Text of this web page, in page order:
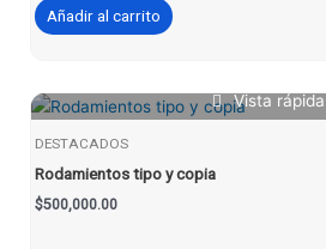
Añadir al carrito
Vista rápida
DESTACADOS
Rodamientos tipo y copia
$500,000.00